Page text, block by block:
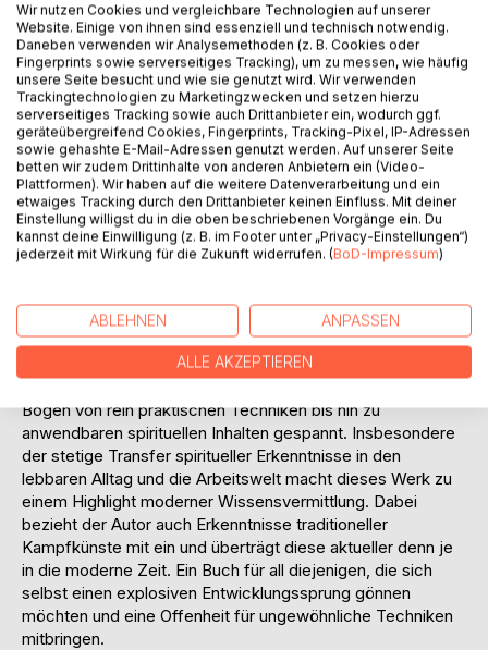
BESCHREIBUNG
Dieses Praxis- und Übungsbuch mit zahlreichen
Abbildungen beschreibt neue, intuitive Lösungen für eine
zeit- & kostensparende Unternehmensführung, Faktor 10+
effizienter, treffsicher, inkl. Win-Win-Orientierung und
Perspektivenwechsel.
konkreter Anwendung. Die Erkenntnisse sind mit vielen,
lebendigen Beispielen untermalt. Der Autor kommt
zielstrebig auf den Punkt, damit der Leser schnell von den
Bogen von rein praktischen Techniken bis hin zu
anwendbaren spirituellen Inhalten gespannt. Insbesondere
der stetige Transfer spiritueller Erkenntnisse in den
lebbaren Alltag und die Arbeitswelt macht dieses Werk zu
einem Highlight moderner Wissensvermittlung. Dabei
bezieht der Autor auch Erkenntnisse traditioneller
Kampfkünste mit ein und überträgt diese aktueller denn je
in die moderne Zeit. Ein Buch für all diejenigen, die sich
selbst einen explosiven Entwicklungssprung gönnen
möchten und eine Offenheit für ungewöhnliche Techniken
mitbringen.
Wir nutzen Cookies und vergleichbare Technologien auf unserer
Website. Einige von ihnen sind essenziell und technisch notwendig.
Daneben verwenden wir Analysemethoden (z. B. Cookies oder
Fingerprints sowie serverseitiges Tracking), um zu messen, wie häufig
unsere Seite besucht und wie sie genutzt wird. Wir verwenden
Trackingtechnologien zu Marketingzwecken und setzen hierzu
serverseitiges Tracking sowie auch Drittanbieter ein, wodurch ggf.
geräteübergreifend Cookies, Fingerprints, Tracking-Pixel, IP-Adressen
sowie gehashte E-Mail-Adressen genutzt werden. Auf unserer Seite
betten wir zudem Drittinhalte von anderen Anbietern ein (Video-
Plattformen). Wir haben auf die weitere Datenverarbeitung und ein
etwaiges Tracking durch den Drittanbieter keinen Einfluss. Mit deiner
Einstellung willigst du in die oben beschriebenen Vorgänge ein. Du
kannst deine Einwilligung (z. B. im Footer unter „Privacy-Einstellungen“)
jederzeit mit Wirkung für die Zukunft widerrufen. (BoD-Impressum)
ABLEHNEN ANPASSEN
ALLE AKZEPTIEREN